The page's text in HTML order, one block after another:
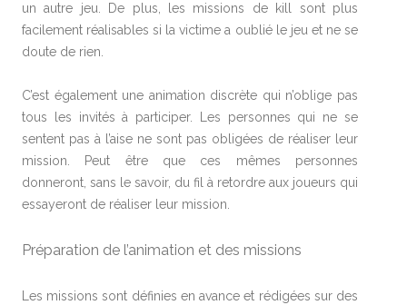
un autre jeu. De plus, les missions de kill sont plus
facilement réalisables si la victime a oublié le jeu et ne se
doute de rien.
C’est également une animation discrète qui n’oblige pas
tous les invités à participer. Les personnes qui ne se
sentent pas à l’aise ne sont pas obligées de réaliser leur
mission. Peut être que ces mêmes personnes
donneront, sans le savoir, du fil à retordre aux joueurs qui
essayeront de réaliser leur mission.
Préparation de l’animation et des missions
Les missions sont définies en avance et rédigées sur des